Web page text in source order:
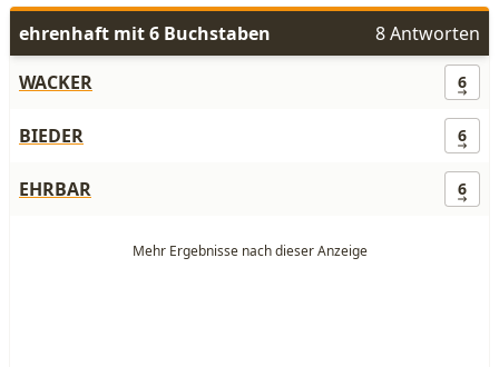
ehrenhaft mit 6 Buchstaben
8 Antworten
WACKER
6
BIEDER 6
EHRBAR 6